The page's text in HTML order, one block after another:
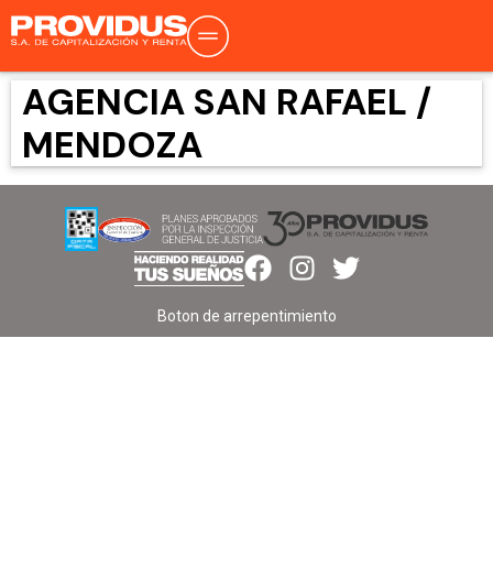
AGENCIA SAN RAFAEL /
MENDOZA
Boton de arrepentimiento